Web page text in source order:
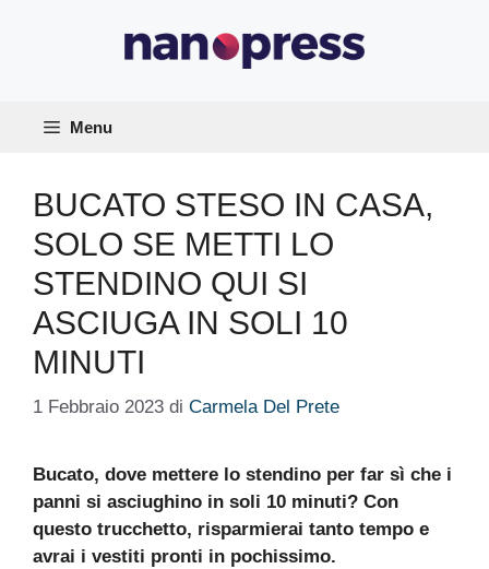
Menu
BUCATO STESO IN CASA,
SOLO SE METTI LO
STENDINO QUI SI
ASCIUGA IN SOLI 10
MINUTI
1 Febbraio 2023 di Carmela Del Prete
Bucato, dove mettere lo stendino per far sì che i
panni si asciughino in soli 10 minuti? Con
questo trucchetto, risparmierai tanto tempo e
avrai i vestiti pronti in pochissimo.